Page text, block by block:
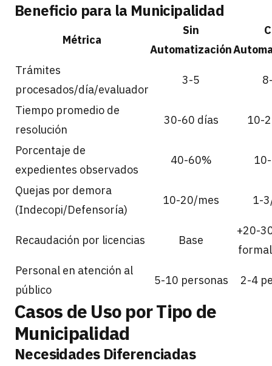
Beneficio para la Municipalidad
Métrica
Sin
Automatización
Trámites
procesados/día/evaluador
3-5
Tiempo promedio de
resolución
30-60 días 10-
Porcentaje de
expedientes observados
40-60%
Quejas por demora
(Indecopi/Defensoría)
10-20/mes 1-
Recaudación por licencias Base
+20-
Personal en atención al
público
5-10 personas 2-4
Casos de Uso por Tipo de
Municipalidad
Necesidades Diferenciadas